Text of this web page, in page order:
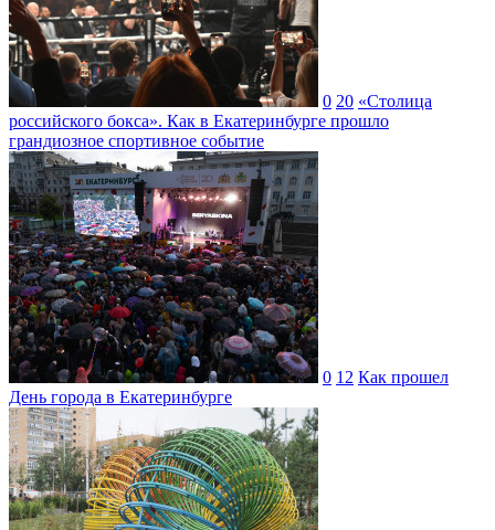
0 20 «Столица
российского бокса». Как в Екатеринбурге прошло
грандиозное спортивное событие
0 12 Как прошел
День города в Екатеринбурге